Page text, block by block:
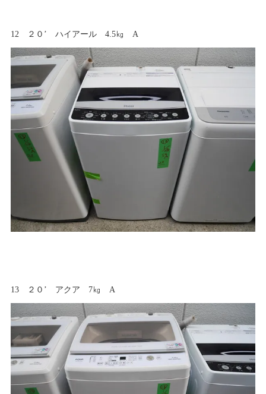
12 ２０’ ハイアール 4.5㎏ A
13 ２０’ アクア 7㎏ A